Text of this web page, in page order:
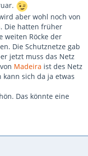
aber wohl noch von
Die hatten früher
weiten Röcke der
Die Schutznetze gab
jetzt muss das Netz
Madeira ist des Netz
sich da ja etwas
Das könnte eine